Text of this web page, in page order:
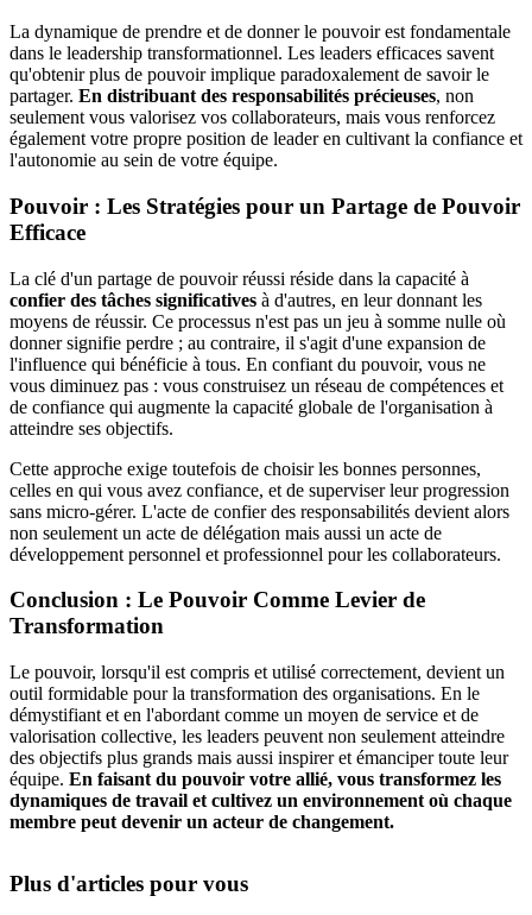
La dynamique de prendre et de donner le pouvoir est fondamentale
dans le leadership transformationnel. Les leaders efficaces savent
qu'obtenir plus de pouvoir implique paradoxalement de savoir le
partager. En distribuant des responsabilités précieuses, non
seulement vous valorisez vos collaborateurs, mais vous renforcez
également votre propre position de leader en cultivant la confiance et
l'autonomie au sein de votre équipe.
Pouvoir : Les Stratégies pour un Partage de Pouvoir
Efficace
La clé d'un partage de pouvoir réussi réside dans la capacité à
confier des tâches significatives à d'autres, en leur donnant les
moyens de réussir. Ce processus n'est pas un jeu à somme nulle où
donner signifie perdre ; au contraire, il s'agit d'une expansion de
l'influence qui bénéficie à tous. En confiant du pouvoir, vous ne
vous diminuez pas : vous construisez un réseau de compétences et
de confiance qui augmente la capacité globale de l'organisation à
atteindre ses objectifs.
Cette approche exige toutefois de choisir les bonnes personnes,
celles en qui vous avez confiance, et de superviser leur progression
sans micro-gérer. L'acte de confier des responsabilités devient alors
non seulement un acte de délégation mais aussi un acte de
développement personnel et professionnel pour les collaborateurs.
Conclusion : Le Pouvoir Comme Levier de
Transformation
Le pouvoir, lorsqu'il est compris et utilisé correctement, devient un
outil formidable pour la transformation des organisations. En le
démystifiant et en l'abordant comme un moyen de service et de
valorisation collective, les leaders peuvent non seulement atteindre
des objectifs plus grands mais aussi inspirer et émanciper toute leur
équipe. En faisant du pouvoir votre allié, vous transformez les
dynamiques de travail et cultivez un environnement où chaque
membre peut devenir un acteur de changement.
Plus d'articles pour vous